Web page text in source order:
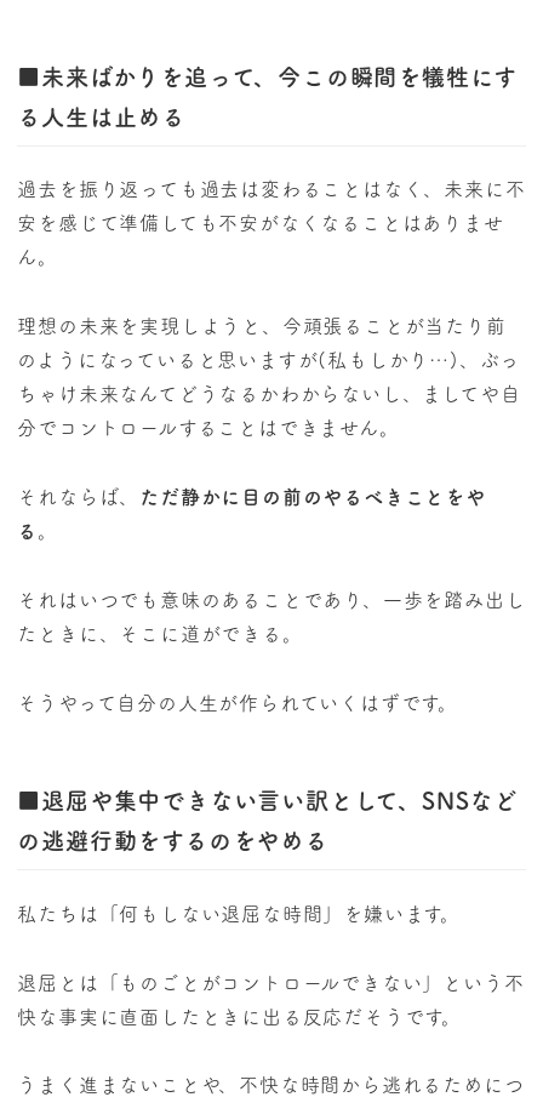
■未来ばかりを追って、今この瞬間を犠牲にす
る人生は止める
過去を振り返っても過去は変わることはなく、未来に不
安を感じて準備しても不安がなくなることはありませ
ん。
理想の未来を実現しようと、今頑張ることが当たり前
のようになっていると思いますが(私もしかり…)、ぶっ
ちゃけ未来なんてどうなるかわからないし、ましてや自
分でコントロールすることはできません。
それならば、
ただ静かに目の前のやるべきことをや
る 。
それはいつでも意味のあることであり、一歩を踏み出し
たときに、そこに道ができる。
そうやって自分の人生が作られていくはずです。
■退屈や集中できない言い訳として、SNSなど
の逃避行動をするのをやめる
私たちは「何もしない退屈な時間」を嫌います。
退屈とは「ものごとがコントロールできない」という不
快な事実に直面したときに出る反応だそうです。
うまく進まないことや、不快な時間から逃れるためにつ